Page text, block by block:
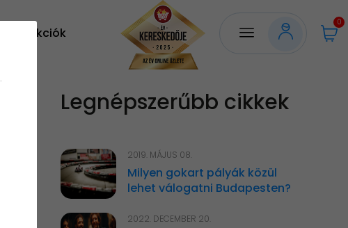
Akciók
0
Legnépszerűbb cikkek
2019. MÁJUS 08.
Milyen gokart pályák közül
lehet válogatni Budapesten?
2022. DECEMBER 20.